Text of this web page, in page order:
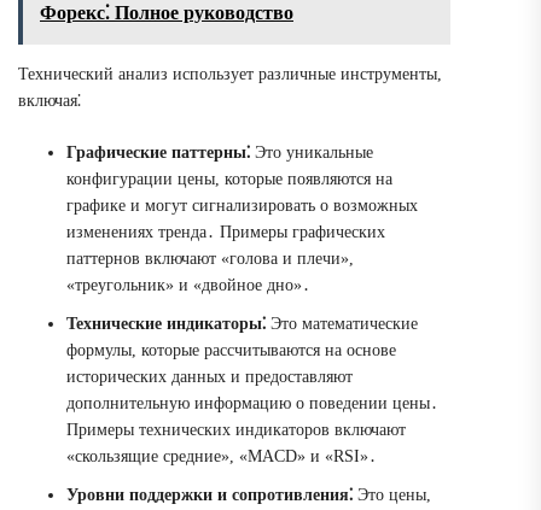
Форекс⁚ Полное руководство
Технический анализ использует различные инструменты,
включая⁚
Графические паттерны⁚ Это уникальные
конфигурации цены, которые появляются на
графике и могут сигнализировать о возможных
изменениях тренда․ Примеры графических
паттернов включают «голова и плечи»,
«треугольник» и «двойное дно»․
Технические индикаторы⁚ Это математические
формулы, которые рассчитываются на основе
исторических данных и предоставляют
дополнительную информацию о поведении цены․
Примеры технических индикаторов включают
«скользящие средние», «MACD» и «RSI»․
Уровни поддержки и сопротивления⁚ Это цены,